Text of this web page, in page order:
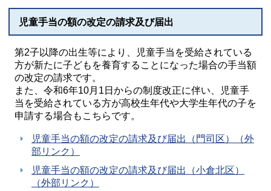
児童手当の額の改定の請求及び届出
第2子以降の出生等により、児童手当を受給されている
方が新たに子どもを養育することになった場合の手当額
の改定の請求です。
また、令和6年10月1日からの制度改正に伴い、児童手
当を受給されている方が高校生年代や大学生年代の子を
申請する場合もこちらです。
児童手当の額の改定の請求及び届出（門司区）（外
部リンク）
児童手当の額の改定の請求及び届出（小倉北区）
（外部リンク）